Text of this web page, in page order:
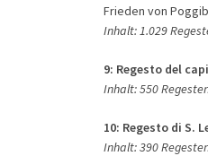
Frieden von
Inhalt: 1.029
9: Regesto del
Inhalt: 550
10: Regesto di S.
Inhalt: 390